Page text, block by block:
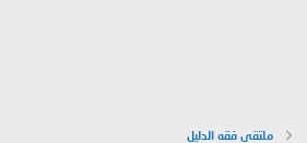
ملتقى فقه الدليل